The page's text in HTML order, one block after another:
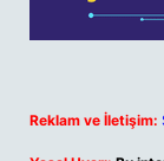
Reklam ve İletişim: